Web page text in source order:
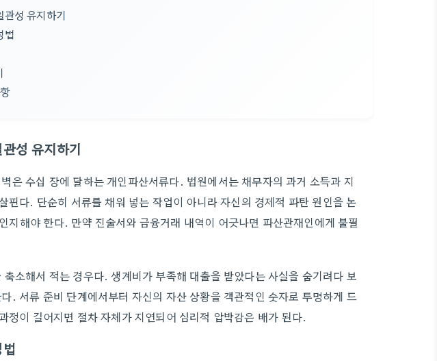
관성 유지하기
법
성 유지하기
은 수십 장에 달하는 개인파산서류다. 법원에서는 채무자의 과거 소득과 지
핀다. 단순히 서류를 채워 넣는 작업이 아니라 자신의 경제적 파탄 원인을 논
지해야 한다. 만약 진술서와 금융거래 내역이 어긋나면 파산관재인에게 불필
소해서 적는 경우다. 생계비가 부족해 대출을 받았다는 사실을 숨기려다 보
. 서류 준비 단계에서부터 자신의 자산 상황을 객관적인 숫자로 투명하게 드
정이 길어지면 절차 자체가 지연되어 심리적 압박감은 배가 된다.